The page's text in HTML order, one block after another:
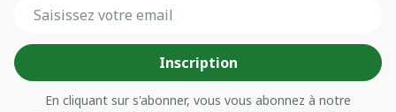
Inscription
En cliquant sur s'abonner, vous vous abonnez à notre